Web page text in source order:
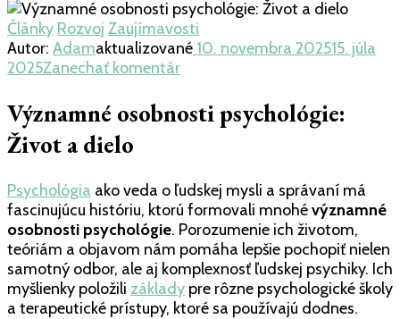
Články Rozvoj Zaujímavosti
Autor: Adamaktualizované 10. novembra 202515. júla
2025Zanechať komentárk
Významné
osobnosti
a
dielo
Významné osobnosti psychológie:
Život a dielo
Psychológia ako veda o ľudskej mysli a správaní má
fascinujúcu históriu, ktorú formovali mnohévýznamné
osobnosti psychológie. Porozumenie ich životom,
teóriám a objavom nám pomáha lepšie pochopiť nielen
samotný odbor, ale aj komplexnosť ľudskej psychiky. Ich
myšlienky položili základy pre rôzne psychologické školy
a terapeutické prístupy, ktoré sa používajú dodnes.